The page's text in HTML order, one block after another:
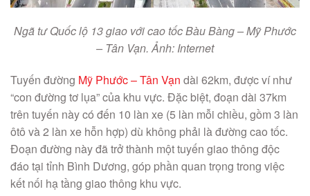
Ngã tư Quốc lộ 13 giao với cao tốc Bàu Bàng – Mỹ Phước
– Tân Vạn. Ảnh: Internet
Tuyến đường Mỹ Phước – Tân Vạn dài 62km, được ví như
“con đường tơ lụa” của khu vực. Đặc biệt, đoạn dài 37km
trên tuyến này có đến 10 làn xe (5 làn mỗi chiều, gồm 3 làn
ôtô và 2 làn xe hỗn hợp) dù không phải là đường cao tốc.
Đoạn đường này đã trở thành một tuyến giao thông độc
đáo tại tỉnh Bình Dương, góp phần quan trọng trong việc
kết nối hạ tầng giao thông khu vực.